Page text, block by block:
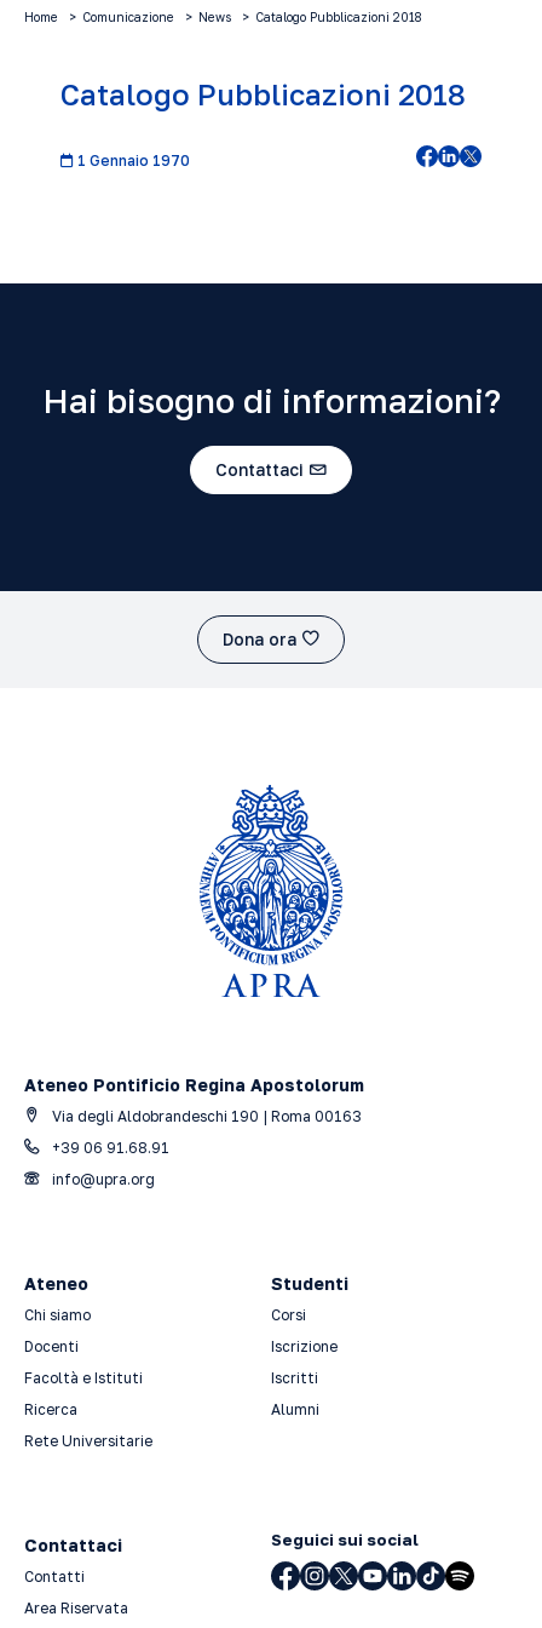
Home Comunicazione News Catalogo Pubblicazioni 2018
Catalogo Pubblicazioni 2018
1 Gennaio 1970
Hai bisogno di informazioni?
Contattaci
Dona ora
Ateneo Pontificio Regina Apostolorum
Via degli Aldobrandeschi 190 | Roma 00163
+39 06 91.68.91
info@upra.org
Ateneo
Chi siamo
Docenti
Facoltà e Istituti
Ricerca
Rete Universitarie
Studenti
Corsi
Iscrizione
Iscritti
Alumni
Contattaci
Contatti
Area Riservata
Seguici sui social